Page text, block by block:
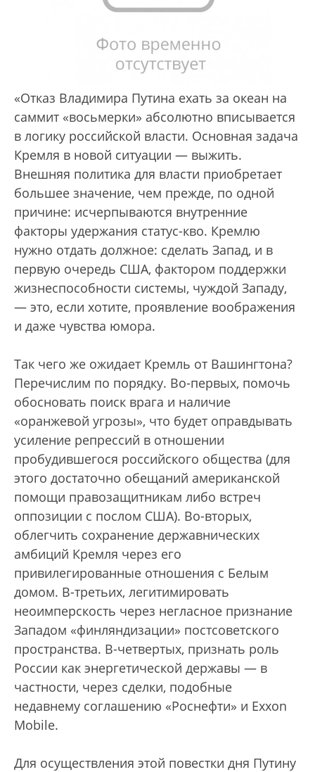
«Отказ Владимира Путина ехать за океан на
саммит «восьмерки» абсолютно вписывается
в логику российской власти. Основная задача
Кремля в новой ситуации — выжить.
Внешняя политика для власти приобретает
большее значение, чем прежде, по одной
причине: исчерпываются внутренние
факторы удержания статус-кво. Кремлю
нужно отдать должное: сделать Запад, и в
первую очередь США, фактором поддержки
жизнеспособности системы, чуждой Западу,
— это, если хотите, проявление воображения
и даже чувства юмора.
Так чего же ожидает Кремль от Вашингтона?
Перечислим по порядку. Во-первых, помочь
обосновать поиск врага и наличие
«оранжевой угрозы», что будет оправдывать
усиление репрессий в отношении
пробудившегося российского общества (для
этого достаточно обещаний американской
помощи правозащитникам либо встреч
оппозиции с послом США). Во-вторых,
облегчить сохранение державнических
амбиций Кремля через его
привилегированные отношения с Белым
домом. В-третьих, легитимировать
неоимперскость через негласное признание
Западом «финляндизации» постсоветского
пространства. В-четвертых, признать роль
России как энергетической державы — в
частности, через сделки, подобные
недавнему соглашению «Роснефти» и Exxon
Mobile.
Для осуществления этой повестки дня Путину